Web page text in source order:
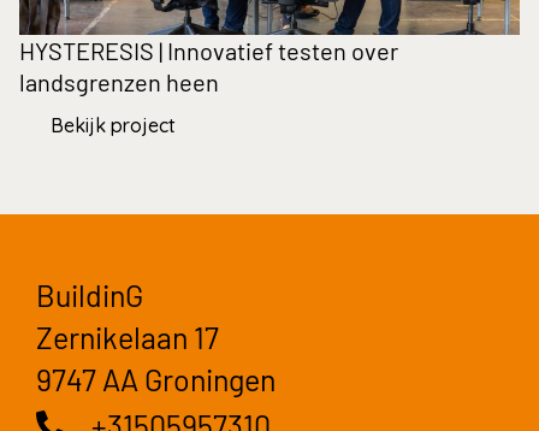
HYSTERESIS | Innovatief testen over
landsgrenzen heen
Bekijk project
BuildinG
Zernikelaan 17
9747 AA Groningen